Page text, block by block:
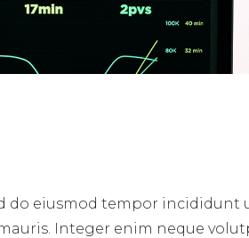
do eiusmod tempor incididunt
Integer enim neque